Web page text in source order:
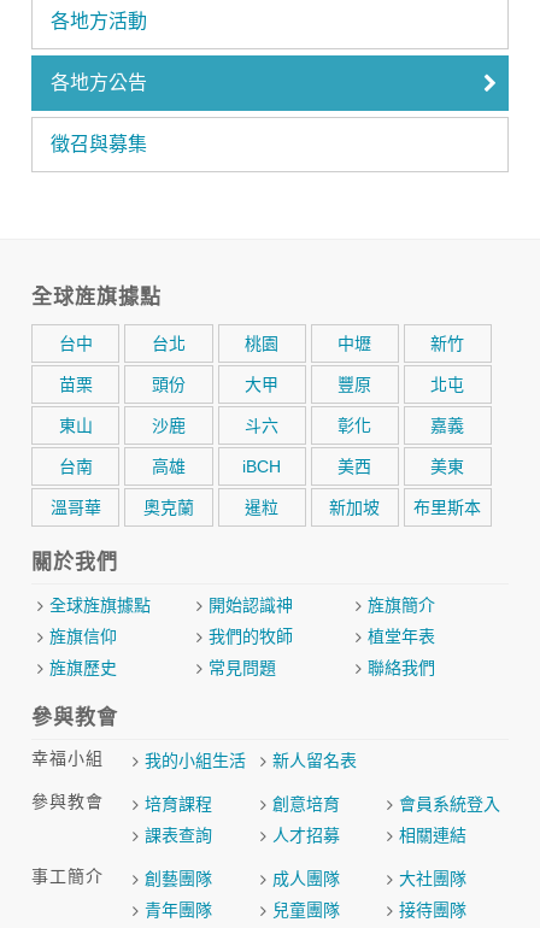
各地方活動
各地方公告
徵召與募集
全球旌旗據點
台中 台北 桃園 中壢 新竹
苗栗 頭份 大甲 豐原 北屯
東山 沙鹿 斗六 彰化 嘉義
台南 高雄 iBCH 美西 美東
溫哥華 奧克蘭 暹粒 新加坡 布里斯本
關於我們
全球旌旗據點 開始認識神
旌旗簡介
旌旗信仰
我們的牧師
植堂年表
旌旗歷史
常見問題 聯絡我們
參與教會
幸福小組 我的小組生活 新人留名表
參與教會 培育課程 創意培育
會員系統登入
課表查詢
人才招募 相關連結
事工簡介 創藝團隊 成人團隊
大社團隊
青年團隊
兒童團隊
接待團隊